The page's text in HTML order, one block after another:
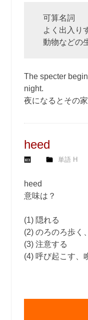
可算名詞
よく出入り
動物などの
The specter
night.
夜になるとその
heed
単語 H
heed
意味は？
(1) 隠れる
(2) のろのろ歩く
(3) 注意する
(4) 呼び起こす、